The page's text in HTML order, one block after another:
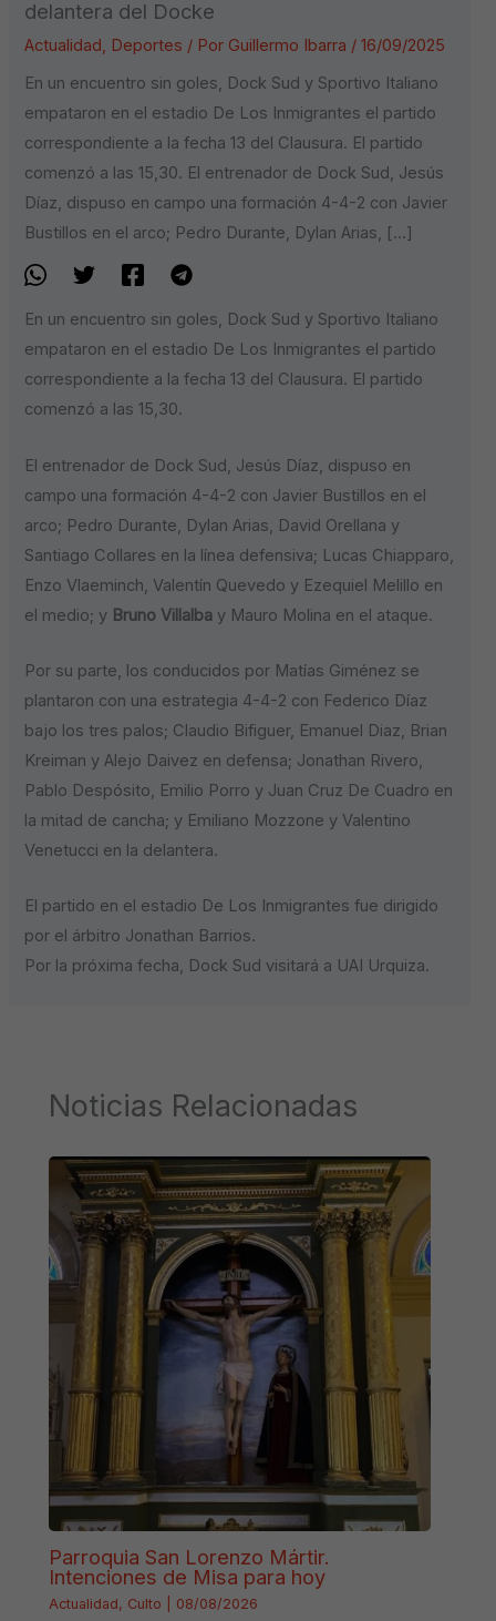
delantera del Docke
Actualidad, Deportes / Por Guillermo Ibarra /16/09/2025
En un encuentro sin goles, Dock Sud y Sportivo Italiano
empataron en el estadio De Los Inmigrantes el partido
correspondiente a la fecha 13 del Clausura. El partido
comenzó a las 15,30. El entrenador de Dock Sud, Jesús
Díaz, dispuso en campo una formación 4-4-2 con Javier
Bustillos en el arco; Pedro Durante, Dylan Arias, […]
En un encuentro sin goles, Dock Sud y Sportivo Italiano
empataron en el estadio De Los Inmigrantes el partido
correspondiente a la fecha 13 del Clausura. El partido
comenzó a las 15,30.
El entrenador de Dock Sud, Jesús Díaz, dispuso en
campo una formación 4-4-2 con Javier Bustillos en el
arco; Pedro Durante, Dylan Arias, David Orellana y
Santiago Collares en la línea defensiva; Lucas Chiapparo,
Enzo Vlaeminch, Valentín Quevedo y Ezequiel Melillo en
el medio; y Bruno Villalba y Mauro Molina en el ataque.
Por su parte, los conducidos por Matías Giménez se
plantaron con una estrategia 4-4-2 con Federico Díaz
bajo los tres palos; Claudio Bifiguer, Emanuel Diaz, Brian
Kreiman y Alejo Daivez en defensa; Jonathan Rivero,
Pablo Despósito, Emilio Porro y Juan Cruz De Cuadro en
la mitad de cancha; y Emiliano Mozzone y Valentino
Venetucci en la delantera.
El partido en el estadio De Los Inmigrantes fue dirigido
por el árbitro Jonathan Barrios.
Por la próxima fecha, Dock Sud visitará a UAI Urquiza.
Noticias Relacionadas
Parroquia San Lorenzo Mártir.
Intenciones de Misa para hoy
Actualidad, Culto 08/08/2026